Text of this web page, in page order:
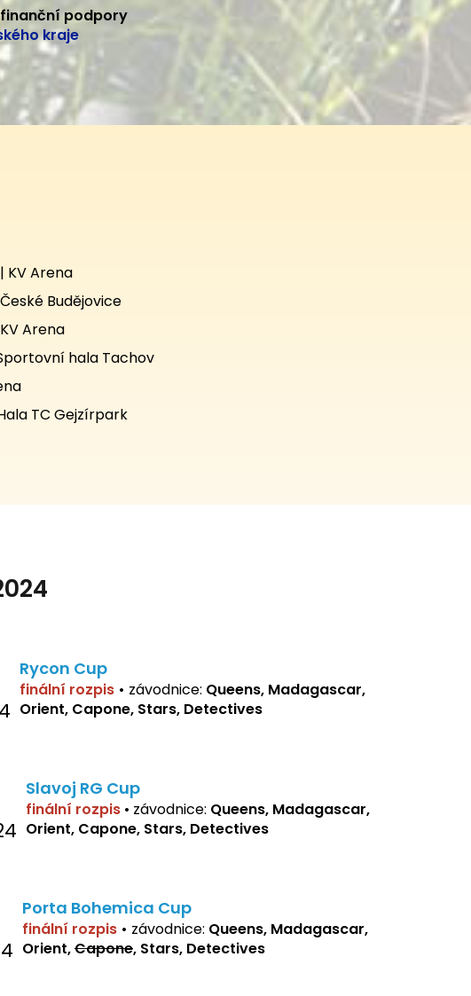
podpory
kraje
| KV Arena
Budějovice
Arena
hala Tachov
TC Gejzírpark
Rycon Cup
finální rozpis • závodnice: Queens, Madagascar,
Orient, Capone, Stars, Detectives
Slavoj RG Cup
finální rozpis • závodnice: Queens, Madagascar,
Orient, Capone, Stars, Detectives
Porta Bohemica Cup
finální rozpis • závodnice: Queens, Madagascar,
Orient,Capone, Stars, Detectives